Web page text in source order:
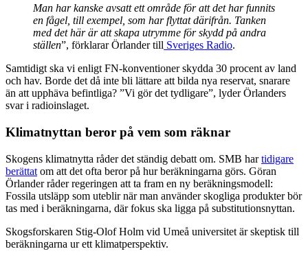
Man har kanske avsatt ett område för att det har funnits
en fågel, till exempel, som har flyttat därifrån. Tanken
med det här är att skapa utrymme för skydd på andra
ställen”, förklarar Örlander till Sveriges Radio.
Samtidigt ska vi enligt FN-konventioner skydda 30 procent av land
och hav. Borde det då inte bli lättare att bilda nya reservat, snarare
än att upphäva befintliga? ”Vi gör det tydligare”, lyder Örlanders
svar i radioinslaget.
Klimatnyttan beror på vem som räknar
Skogens klimatnytta råder det ständig debatt om. SMB hartidigare
berättat om att det ofta beror på hur beräkningarna görs. Göran
Örlander råder regeringen att ta fram en ny beräkningsmodell:
Fossila utsläpp som uteblir när man använder skogliga produkter bör
tas med i beräkningarna, där fokus ska ligga på substitutionsnyttan.
Skogsforskaren Stig-Olof Holm vid Umeå universitet är skeptisk till
beräkningarna ur ett klimatperspektiv.